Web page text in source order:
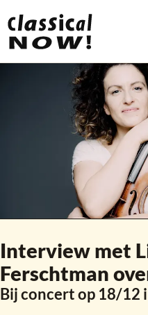
Interview met
Ferschtman
Bij concert op 18/12